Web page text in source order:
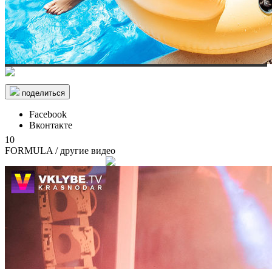
поделиться
Facebook
Вконтакте
10
FORMULA / другие видео